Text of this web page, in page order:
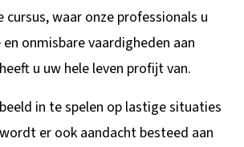
cursus, waar onze professionals u
onmisbare vaardigheden aan
u uw hele leven profijt van.
in te spelen op lastige situaties
er ook aandacht besteed aan